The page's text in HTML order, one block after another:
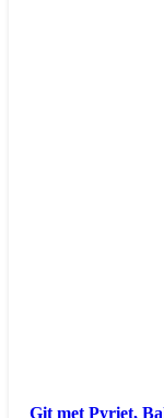
Git met Pyriet,